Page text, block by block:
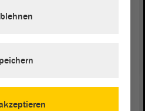
gezockt, aber es wird
Dank.
bei der FDP)